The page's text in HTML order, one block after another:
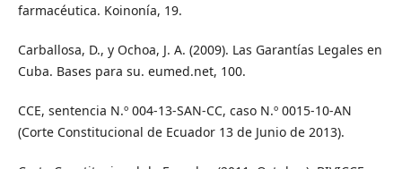
farmacéutica. Koinonía, 19.
Carballosa, D., y Ochoa, J. A. (2009). Las Garantías Legales en
Cuba. Bases para su. eumed.net, 100.
CCE, sentencia N.º 004-13-SAN-CC, caso N.º 0015-10-AN
(Corte Constitucional de Ecuador 13 de Junio de 2013).